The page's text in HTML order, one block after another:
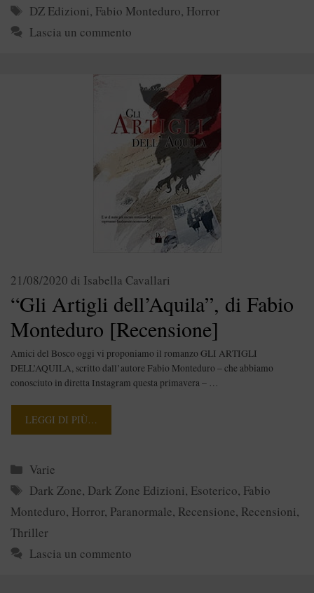
Tag
DZ Edizioni, Fabio Monteduro, Horror
Lascia un commento
“Gli Artigli dell’Aquila”, di Fabio
Monteduro [Recensione]
21/08/2020 di Isabella Cavallari
Amici del Bosco oggi vi proponiamo il romanzo GLI ARTIGLI
DELL’AQUILA, scritto dall’autore Fabio Monteduro – che abbiamo
conosciuto in diretta Instagram questa primavera – …
LEGGI DI PIÙ…
Categorie
Varie
Tag
Dark Zone, Dark Zone Edizioni, Esoterico, Fabio
Monteduro, Horror, Paranormale, Recensione, Recensioni,
Thriller
Lascia un commento